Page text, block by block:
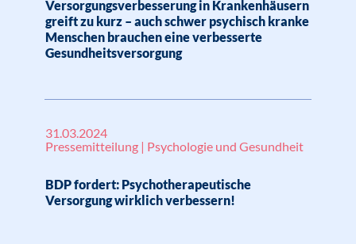
Versorgungsverbesserung in Krankenhäusern
greift zu kurz – auch schwer psychisch kranke
Menschen brauchen eine verbesserte
Gesundheitsversorgung
31.03.2024
Pressemitteilung | Psychologie und Gesundheit
BDP fordert: Psychotherapeutische
Versorgung wirklich verbessern!